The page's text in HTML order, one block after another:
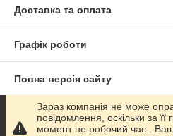
Доставка та оплата
Графік роботи
Повна версія сайту
Сайт створено на
Зараз компанія не може
повідомлення, оскільки за
момент не робочий час .